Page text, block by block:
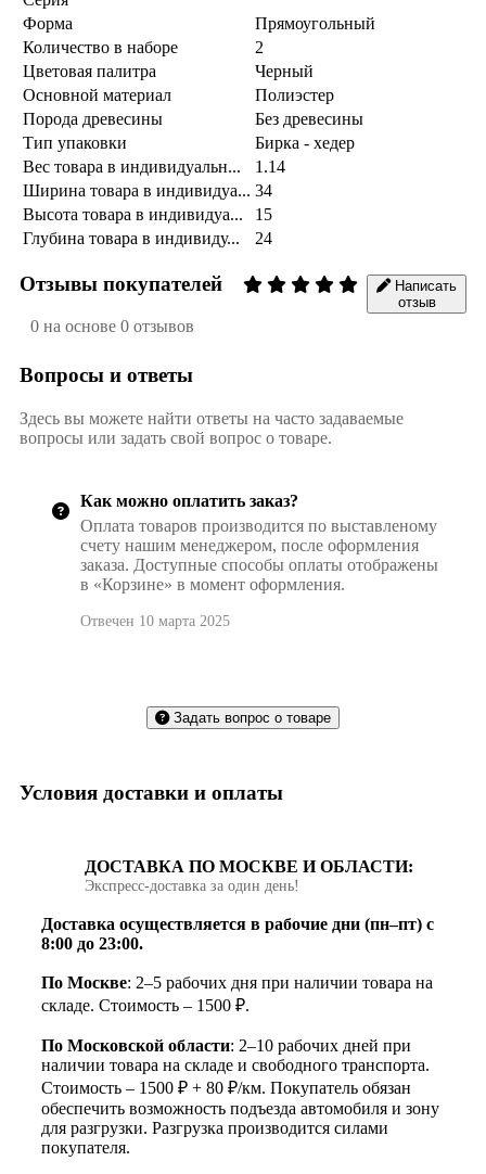
Форма
Прямоугольный
Количество в наборе
2
Цветовая палитра
Черный
Основной материал
Полиэстер
Порода древесины
Без древесины
Тип упаковки
Бирка - хедер
Вес товара в индивидуальн...
1.14
Ширина товара в индивидуа... 34
Высота товара в индивидуа...
15
Глубина товара в индивиду...
24
Отзывы покупателей
0 на основе 0 отзывов
Написать
отзыв
Вопросы и ответы
Здесь вы можете найти ответы на часто задаваемые
вопросы или задать свой вопрос о товаре.
Как можно оплатить заказ?
Оплата товаров производится по выставленому
счету нашим менеджером, после оформления
заказа. Доступные способы оплаты отображены
в «Корзине» в момент оформления.
Отвечен 10 марта 2025
Задать вопрос о товаре
Условия доставки и оплаты
ДОСТАВКА ПО МОСКВЕ И ОБЛАСТИ:
Экспресс‑доставка за один день!
Доставка осуществляется в рабочие дни (пн–пт) с
8:00 до 23:00.
По Москве: 2–5 рабочих дня при наличии товара на
складе. Стоимость – 1500 ₽.
По Московской области: 2–10 рабочих дней при
наличии товара на складе и свободного транспорта.
Стоимость – 1500 ₽ + 80 ₽/км. Покупатель обязан
обеспечить возможность подъезда автомобиля и зону
для разгрузки. Разгрузка производится силами
покупателя.